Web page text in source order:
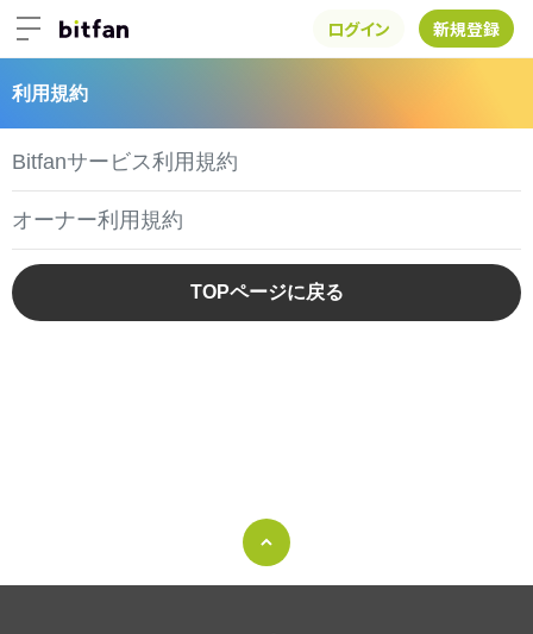
ログイン 新規登録
利用規約
Bitfanサービス利用規約
オーナー利用規約
TOPページに戻る